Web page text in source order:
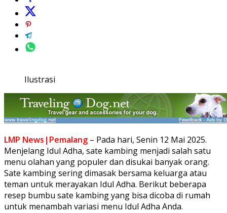
Ilustrasi
LMP News|Pemalang – Pada hari, Senin 12 Mai 2025.
Menjelang Idul Adha, sate kambing menjadi salah satu
menu olahan yang populer dan disukai banyak orang.
Sate kambing sering dimasak bersama keluarga atau
teman untuk merayakan Idul Adha. Berikut beberapa
resep bumbu sate kambing yang bisa dicoba di rumah
untuk menambah variasi menu Idul Adha Anda.